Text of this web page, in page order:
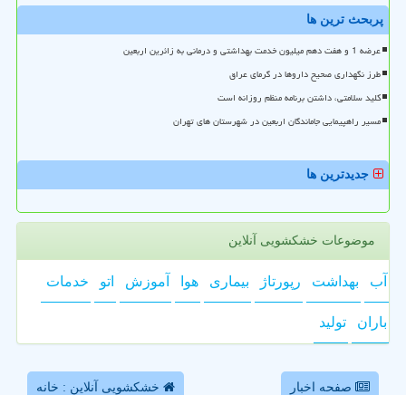
پربحث ترین ها
عرضه 1 و هفت دهم میلیون خدمت بهداشتی و درمانی به زائرین اربعین
طرز نگهداری صحیح داروها در گرمای عراق
کلید سلامتی، داشتن برنامه منظم روزانه است
مسیر راهپیمایی جاماندگان اربعین در شهرستان های تهران
جدیدترین ها
موضوعات خشکشویی آنلاین
آب بهداشت رپورتاژ بیماری هوا آموزش اتو خدمات
باران تولید
صفحه اخبار خشکشویی آنلاین : خانه